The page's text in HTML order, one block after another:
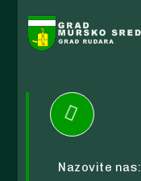

Nazovite nas: